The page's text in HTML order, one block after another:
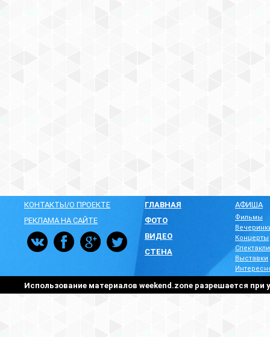
КОНТАКТЫ/О ПРОЕКТЕ
РЕКЛАМА НА САЙТЕ
ГЛАВНАЯ
ФОТО
ВИДЕО
СТЕНА
АФИША
Фильмы
Концерты
Спектакли
Выставки
Использование материалов weekend.zone разрешается